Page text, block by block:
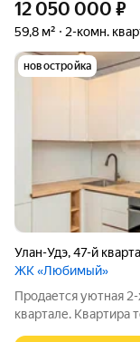
12 050 000 ₽
59,8 м² 2-комн.
новостройка
Улан-Удэ,47-й
ЖК «Любимый»
Продается уютная
квартале. Квартира